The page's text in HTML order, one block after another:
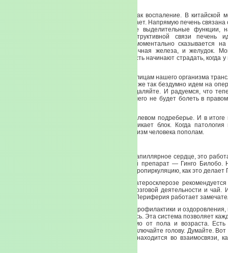
В китайской медицине нет таких понятий как воспаление. В китайской
холод. Совсем холод — это все. Хуже не бывает. Напрямую печень
То, как печень работает, как работают ее выделительные функции,
желудочным соком. Потому что, по деструктивной связи печень
поджелудочной железе. Избыток печени моментально сказывается
селезенки, здесь же находится поджелудочная железа, и желудок.
желудочного сока, ферментативная активность начинают страдать, когда
Все взаимосвязано. Все по энергетическим улицам нашего организма
органу. А если удален желчный пузырь? Мы же так бездумно идем на
— надо удалить пузырь. Да, пожалуйста, удаляйте. И радуемся, что
есть сало. Что все хорошо. Что больше ничего не будет болеть в
И будет болеть не только в правом, но и в левом подреберье. И в итоге
когда вот здесь (горизонталь печени) возникает блок. Когда
велика, что она как бы перегораживает организм человека пополам.
Потому что основа кровообращения — это капиллярное сердце, это
Так вот в этом нам поможет блистательный препарат — Гинго Билобо.
больше в мире, которое так бы улучшало микропиркуляцию, как это делает
При последствиях инсульта, при тяжелом атеросклерозе
того, что мы говорили, идет кальций для мозговой деятельности и чай.
Билобо. Совершенно прекрасное действие. Периферия работает
То, о чем мы сегодня говорим, есть система профилактики и
тысяч лет, и с которой сегодня вы знакомитесь. Эта система позволяет
заняться, это сделать. Каждому, независимо от пола и возраста.
аппарат для думанья. Голова называется. Включайте голову. Думайте. Вот
обо всем сам за себя. Смотрите, что все находится во взаимосвязи,